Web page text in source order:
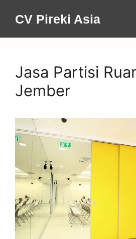
CV Pireki Asia
Jasa Partisi
Jember